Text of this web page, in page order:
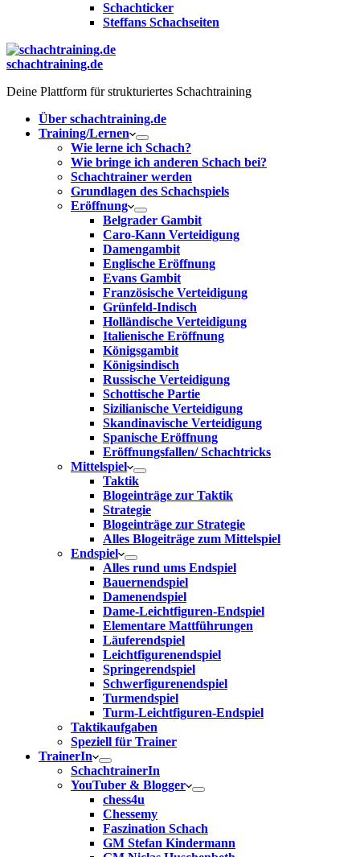
Schachticker
Steffans Schachseiten
schachtraining.de
Deine Plattform für strukturiertes Schachtraining
Über schachtraining.de
Training/Lernen
Wie lerne ich Schach?
Wie bringe ich anderen Schach bei?
Schachtrainer werden
Grundlagen des Schachspiels
Eröffnung
Belgrader Gambit
Caro-Kann Verteidigung
Damengambit
Englische Eröffnung
Evans Gambit
Französische Verteidigung
Grünfeld-Indisch
Holländische Verteidigung
Italienische Eröffnung
Königsgambit
Königsindisch
Russische Verteidigung
Schottische Partie
Sizilianische Verteidigung
Skandinavische Verteidigung
Spanische Eröffnung
Eröffnungsfallen/ Schachtricks
Mittelspiel
Taktik
Blogeinträge zur Taktik
Strategie
Blogeinträge zur Strategie
Alles Blogeiträge zum Mittelspiel
Endspiel
Alles rund ums Endspiel
Bauernendspiel
Damenendspiel
Dame-Leichtfiguren-Endspiel
Elementare Mattführungen
Läuferendspiel
Leichtfigurenendspiel
Springerendspiel
Schwerfigurenendspiel
Turmendspiel
Turm-Leichtfiguren-Endspiel
Taktikaufgaben
Speziell für Trainer
TrainerIn
SchachtrainerIn
YouTuber & Blogger
chess4u
Chessemy
Faszination Schach
GM Stefan Kindermann